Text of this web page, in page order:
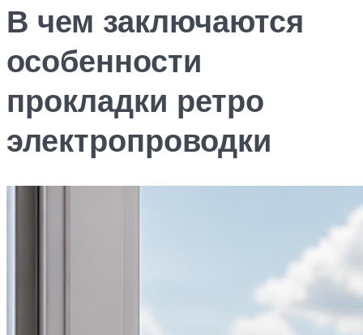
В чем заключаются
особенности
прокладки ретро
электропроводки